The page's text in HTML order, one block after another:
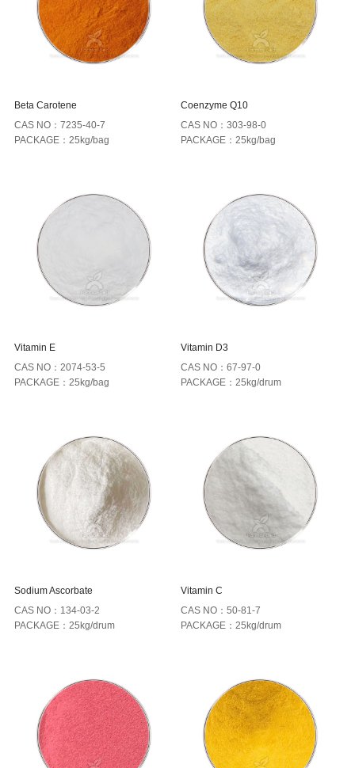
Beta Carotene
CAS NO：7235-40-7
PACKAGE：25kg/bag
Coenzyme Q10
CAS NO：303-98-0
PACKAGE：25kg/bag
Vitamin E
CAS NO：2074-53-5
PACKAGE：25kg/bag
Vitamin D3
CAS NO：67-97-0
PACKAGE：25kg/drum
Sodium Ascorbate
CAS NO：134-03-2
PACKAGE：25kg/drum
Vitamin C
CAS NO：50-81-7
PACKAGE：25kg/drum